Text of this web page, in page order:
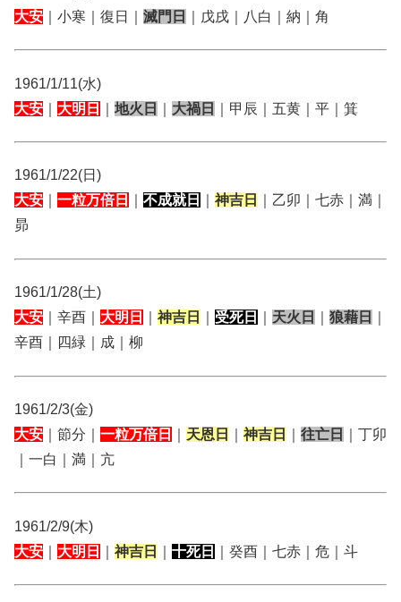
大安 ｜小寒｜復日｜ 滅門日 ｜戊戌｜八白｜納｜角
1961/1/11(水)
大安
大明日 地火日 大禍日 ｜甲辰｜五黄｜平｜箕
1961/1/22(日)
大安
一粒万倍日 不成就日 神吉日
｜乙卯｜七赤｜満｜
昴
1961/1/28(土)
大安 ｜辛酉｜ 大明日 神吉日 受死日 天火日 狼藉日
辛酉｜四緑｜成｜柳
1961/2/3(金)
大安 ｜節分｜ 一粒万倍日 天恩日 神吉日 往亡日
｜丁卯
｜一白｜満｜亢
1961/2/9(木)
大安
大明日 神吉日 十死日 ｜癸酉｜七赤｜危｜斗